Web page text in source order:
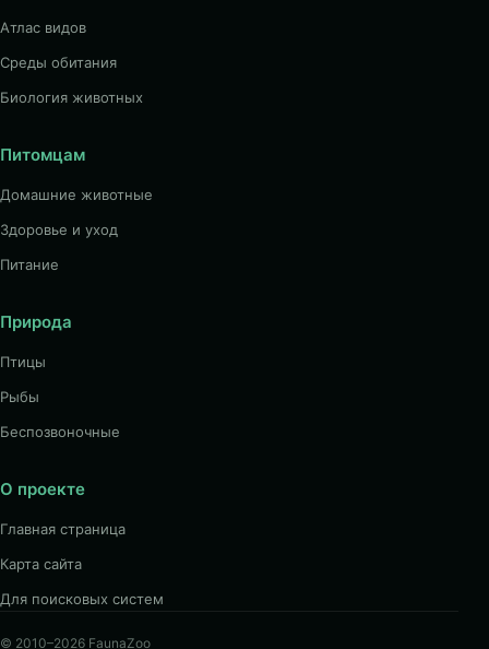
Атлас видов
Среды обитания
Биология животных
Питомцам
Домашние животные
Здоровье и уход
Питание
Природа
Птицы
Рыбы
Беспозвоночные
О проекте
Главная страница
Карта сайта
Для поисковых систем
© 2010–2026 FaunaZoo